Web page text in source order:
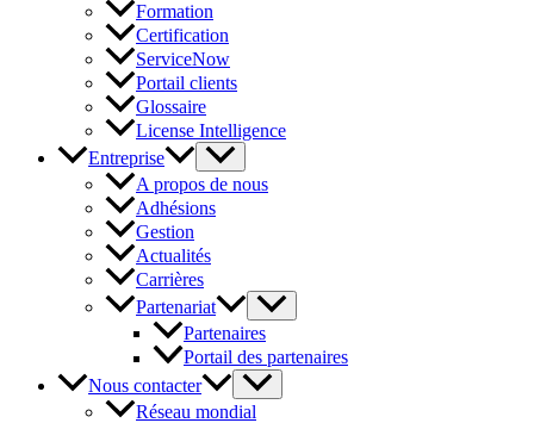
Formation
Certification
ServiceNow
Portail clients
Glossaire
License Intelligence
Entreprise
A propos de nous
Adhésions
Gestion
Actualités
Carrières
Partenariat
Partenaires
Portail des partenaires
Nous contacter
Réseau mondial